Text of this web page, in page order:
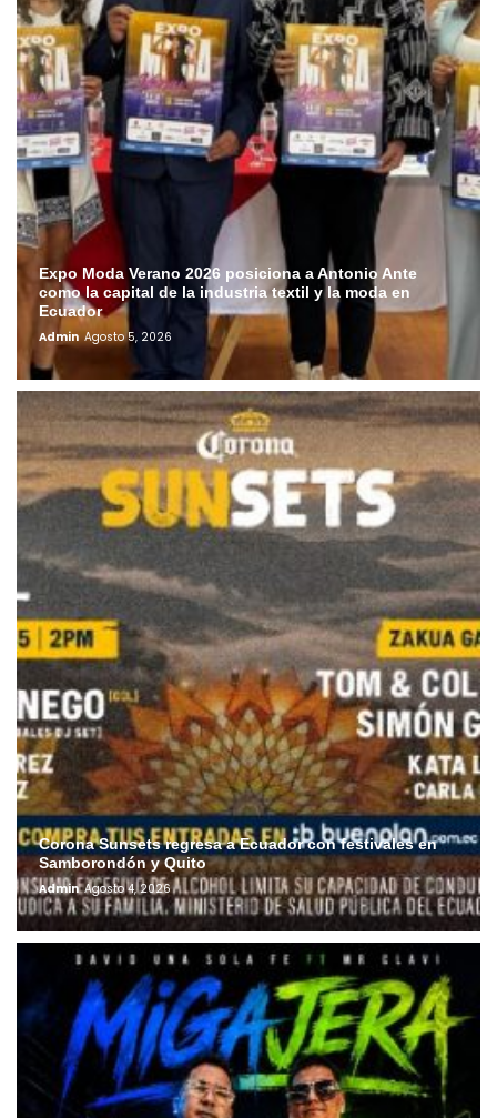
Expo Moda Verano 2026 posiciona a Antonio Ante
como la capital de la industria textil y la moda en
Ecuador
Admin Agosto 5, 2026
Corona Sunsets regresa a Ecuador con festivales en
Samborondón y Quito
Admin Agosto 4, 2026